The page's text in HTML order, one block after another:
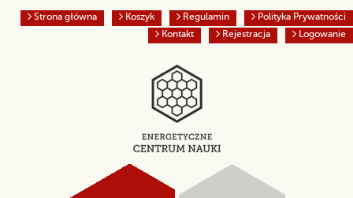
Strona główna Koszyk Regulamin
Polityka Prywatności
Kontakt
Rejestracja Logowanie